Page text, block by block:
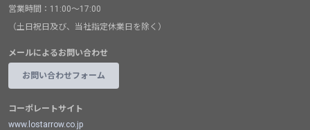
営業時間：11:00～17:00
（土日祝日及び、当社指定休業日を除く）
メールによるお問い合わせ
お問い合わせフォーム
コーポレートサイト
www.lostarrow.co.jp